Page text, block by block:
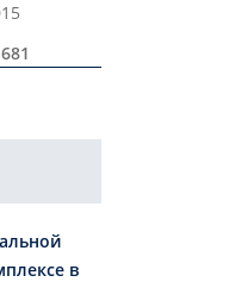
в